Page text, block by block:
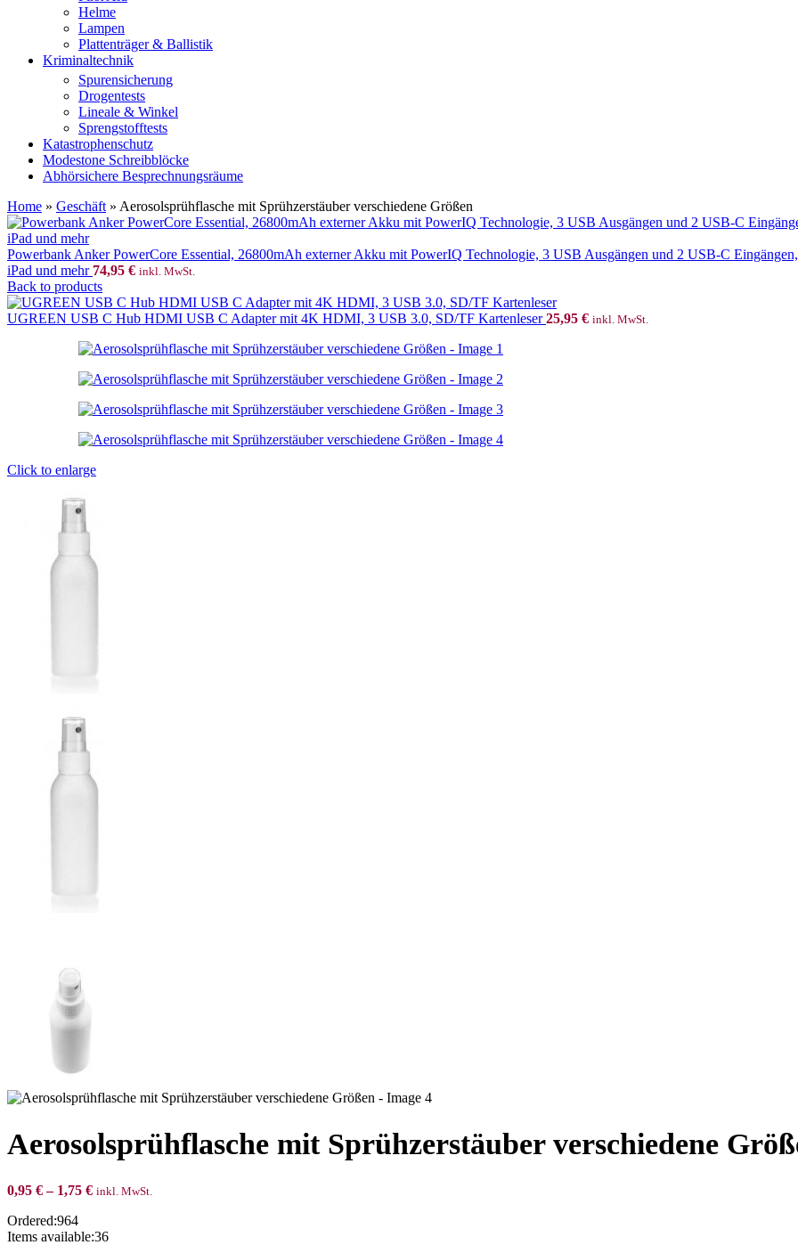
Helme
Lampen
Plattenträger & Ballistik
Kriminaltechnik
Spurensicherung
Drogentests
Lineale & Winkel
Sprengstofftests
Katastrophenschutz
Modestone Schreibblöcke
Abhörsichere Besprechnungsräume
Home » Geschäft » Aerosolsprühflasche mit Sprühzerstäuber verschiedene Größen
Powerbank Anker PowerCore Essential, 26800mAh externer Akku mit PowerIQ Technologie, 3 USB Ausgängen und 2 USB-C
iPad und mehr 74,95 € inkl. MwSt.
Back to products
UGREEN USB C Hub HDMI USB C Adapter mit 4K HDMI, 3 USB 3.0, SD/TF Kartenleser25,95 € inkl. MwSt.
Click to enlarge
Aerosolsprühflasche mit Sprühzerstäuber verschiedene
0,95 €– 1,75 € inkl. MwSt.
Ordered:964
Items available:36